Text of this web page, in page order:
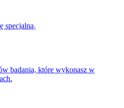
specjalną.
badania, które wykonasz w